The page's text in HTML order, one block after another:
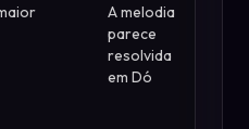
A melodia
parece
resolvida
em Dó